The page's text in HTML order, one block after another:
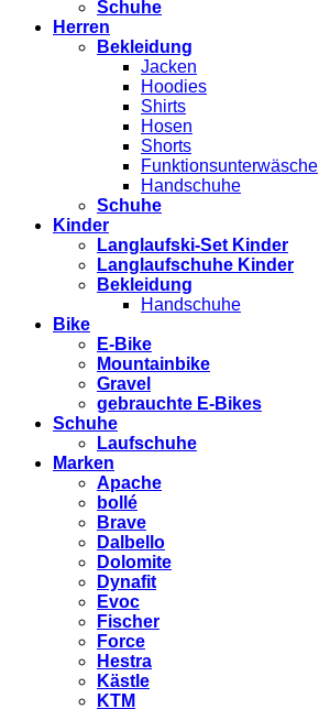
Schuhe
Herren
Bekleidung
Jacken
Hoodies
Shirts
Hosen
Shorts
Funktionsunterwäsche
Handschuhe
Schuhe
Kinder
Langlaufski-Set Kinder
Langlaufschuhe Kinder
Bekleidung
Handschuhe
Bike
E-Bike
Mountainbike
Gravel
gebrauchte E-Bikes
Schuhe
Laufschuhe
Marken
Apache
bollé
Brave
Dalbello
Dolomite
Dynafit
Evoc
Fischer
Force
Hestra
Kästle
KTM